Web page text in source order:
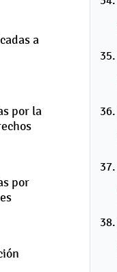
a
por la
por